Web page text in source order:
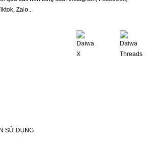
Zalo...
SỬ DỤNG